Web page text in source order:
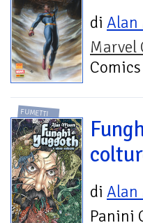
di Alan
Marvel
FUMETTI
di Alan
Panini